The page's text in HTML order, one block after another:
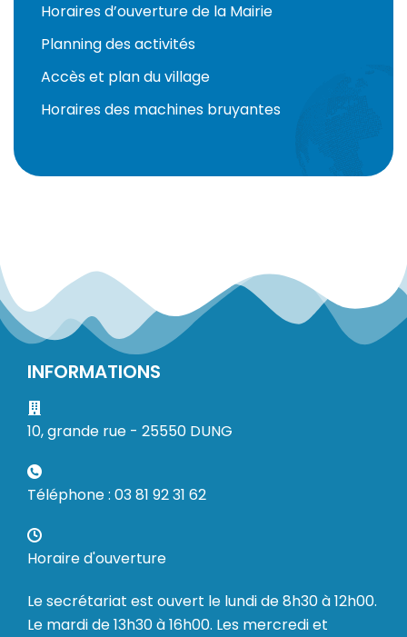
Horaires d’ouverture de la Mairie
Planning des activités
Accès et plan du village
Horaires des machines bruyantes
INFORMATIONS
10, grande rue - 25550 DUNG
Téléphone : 03 81 92 31 62
Horaire d'ouverture
Le secrétariat est ouvert le lundi de 8h30 à 12h00.
Le mardi de 13h30 à 16h00. Les mercredi et